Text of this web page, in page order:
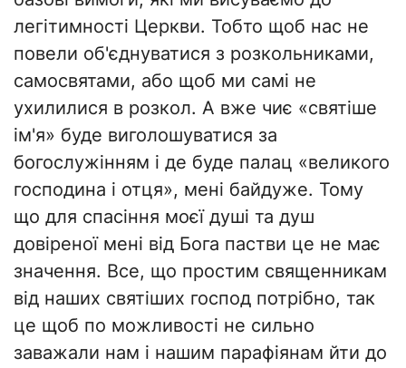
легітимності Церкви. Тобто щоб нас не
повели об'єднуватися з розкольниками,
самосвятами, або щоб ми самі не
ухилилися в розкол. А вже чиє «святіше
ім'я» буде виголошуватися за
богослужінням і де буде палац «великого
господина і отця», мені байдуже. Тому
що для спасіння моєї душі та душ
довіреної мені від Бога пастви це не має
значення. Все, що простим священникам
від наших святіших господ потрібно, так
це щоб по можливості не сильно
заважали нам і нашим парафіянам йти до